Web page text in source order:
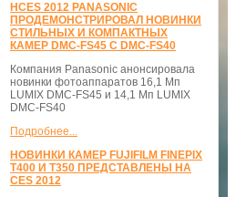
НCES 2012 PANASONIC
ПРОДЕМОНСТРИРОВАЛ НОВИНКИ
СТИЛЬНЫХ И КОМПАКТНЫХ
КАМЕР DMC-FS45 С DMC-FS40
Компания Panasonic анонсировала
новинки фотоаппаратов 16,1 Мп
LUMIX DMC-FS45 и 14,1 Мп LUMIX
DMC-FS40
Подробнее...
НОВИНКИ КАМЕР FUJIFILM FINEPIX
T400 И T350 ПРЕДСТАВЛЕНЫ НА
CES 2012